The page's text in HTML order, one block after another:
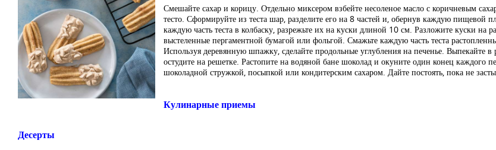
Смешайте сахар и корицу. Отдельно миксером взбейте несоленое масло с коричневым
тесто. Сформируйте из теста шар, разделите его на 8 частей и, обернув каждую пищевой
каждую часть теста в колбаску, разрежьте их на куски длиной 10 см. Разложите куски на
выстеленные пергаментной бумагой или фольгой. Смажьте каждую часть теста
Используя деревянную шпажку, сделайте продольные углубления на печенье. Выпекайте
остудите на решетке. Растопите на водяной бане шоколад и окуните один конец каждого
шоколадной стружкой, посыпкой или кондитерским сахаром. Дайте постоять, пока не
Кулинарные приемы
Десерты